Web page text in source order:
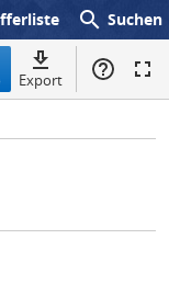
search Suchen
Export